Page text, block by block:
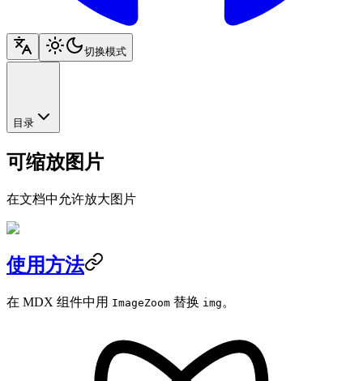
切换模式
目录
可缩放图片
在文档中允许放大图片
使用方法
在 MDX 组件中用 ImageZoom 替换 img 。